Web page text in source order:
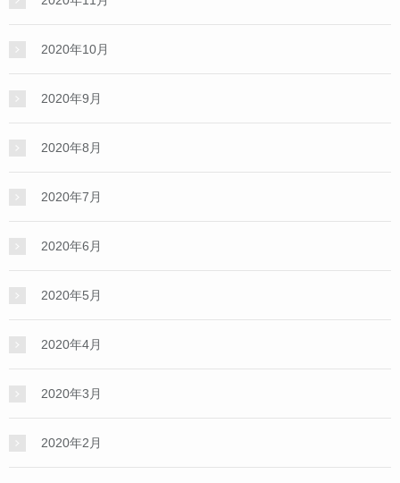
2020年10月
2020年9月
2020年8月
2020年7月
2020年6月
2020年5月
2020年4月
2020年3月
2020年2月